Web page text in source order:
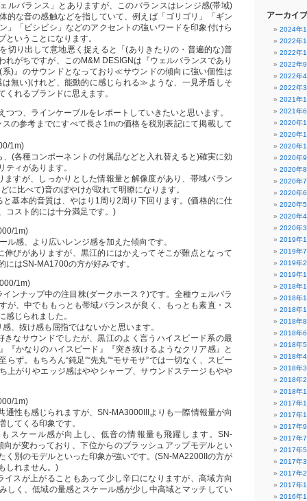
ルバランス」とありますが、このバランスはレンジ感(帯域)
的な音の感触などを指していて、例えば「ゴリゴリ」「ギン
」「ビシビシ」などのアクセントの強いワードを印象付けら
ということになります。
切り出して意地悪く捉えると「(ありきたりの・普遍的な)普
れがちですが、このM&M DESIGNは『ウェルバランスであり
)』のサウンドとなっており≪サウンドの傾向に強い個性は
無い)けれど、能動的に感じられる≫ような、一見矛盾しそ
くれるブランドに思えます。
つ、ラインケーブルをレポートしていきたいと思います。
の参考までにすべて長さ1mの価格を税別表記にて掲載して
1m)
(各種コンポーネントの付属品などと入れ替えると)確実に効
ティがあります。
ますが、しっかりとした情報量と解像度があり、帯域バラン
に比べて)音のぼやけが取れて明瞭になります。
と基本的音質は、やはり1周り2周り下回ります。(価格的に仕
コスト的には十分満足です。)
1m)
ル感、より広いレンジ感を加えた傾向です。
伸びがありますが、黒江的にはかえってそこが難点となって
にはSN-MA1700の方が好みです。
1m)
ンナップ中の注目株(ダークホース？)です。全種ウェルバラ
が、中でももっとも帯域バランスが良く、もっとも素直・ス
感じられました。
、抜け感も屈指ではないかと思います。
きなサウンドでしたが、黒江のよく言うハイスピード系の最
『かなりのハイスピード』『突き抜けるようなクリア感』と
らず。もちろん“鈍足”“先丸”“モサモサ”では一切なく、スピー
上がりやエッジ感はややシャープ、サウンドステージもやや
1m)
通性も感じられますが、SN-MA3000IIIよりも一際情報量が向
してくる印象です。
スケール感が向上し、低音の情報量も飛躍します。SN-
向が変わっており、下位からのブラッシュアップモデルとい
く別のモデルといった印象が強いです。(SN-MA2200IIの方が
しれません。)
イスが上がることもあって少し辛口になりますが、高域方向
しく、低域の量感とスケール感が少し中高域とマッチしてい
アーカイブ
2024年
2022年
2022年
2022年9
2022年4
2022年3
2021年
2021年6
2020年
2020年
2020年
2020年9
2020年8
2020年7
2020年6
2020年5
2020年4
2020年3
2019年
2019年7
2019年2
2019年1
2018年
2018年
2018年
2018年8
2018年6
2018年5
2018年4
2018年3
2018年2
2018年1
2017年
2017年
2017年9
2017年7
2017年5
2017年3
2017年2
2017年1
2016年